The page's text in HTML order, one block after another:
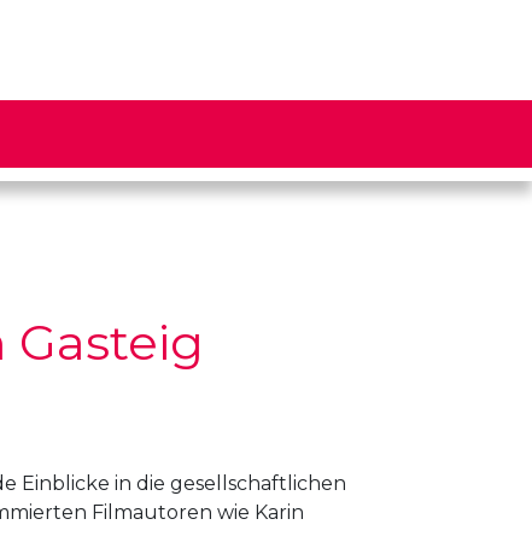
Gasteig
Einblicke in die gesellschaftlichen
Filmautoren wie Karin